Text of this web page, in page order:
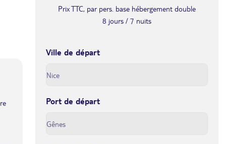
Prix TTC, par pers. base hébergement double
8 jours / 7 nuits
Ville de départ
Port de départ